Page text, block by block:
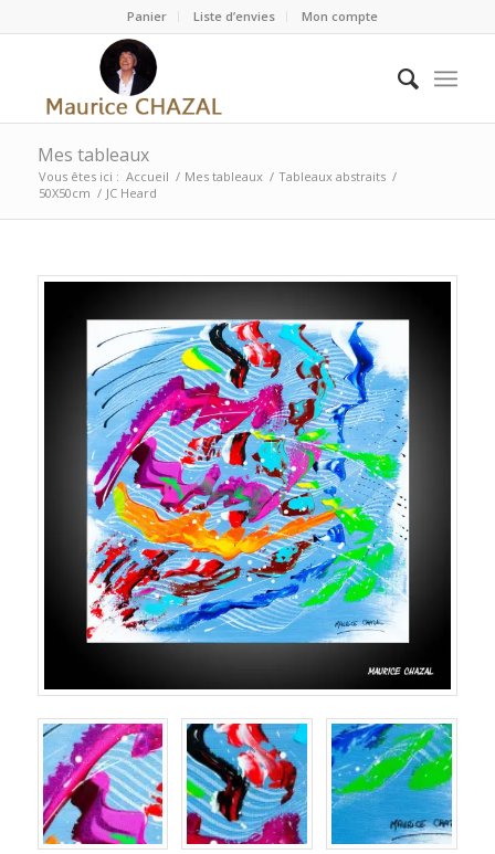
Panier Liste d’envies Mon compte
Mes tableaux
Vous êtes ici : Accueil / Mes tableaux / Tableaux abstraits /
50X50cm / JC Heard